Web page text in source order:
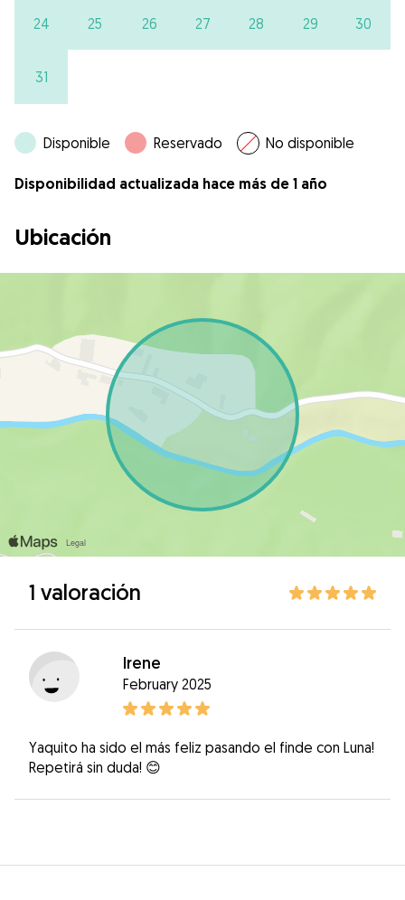
24 25 26 27 28 29 30
31
Disponible Reservado No disponible
Disponibilidad actualizada hace más de 1 año
Ubicación
1 valoración
Irene
February 2025
Yaquito ha sido el más feliz pasando el finde con Luna!
Repetirá sin duda! 😊